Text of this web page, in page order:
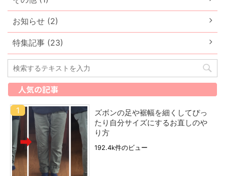
お知らせ (2)
特集記事 (23)
人気の記事
ズボンの足や裾幅を細くしてぴっ
たり自分サイズにするお直しのや
り方
192.4k件のビュー